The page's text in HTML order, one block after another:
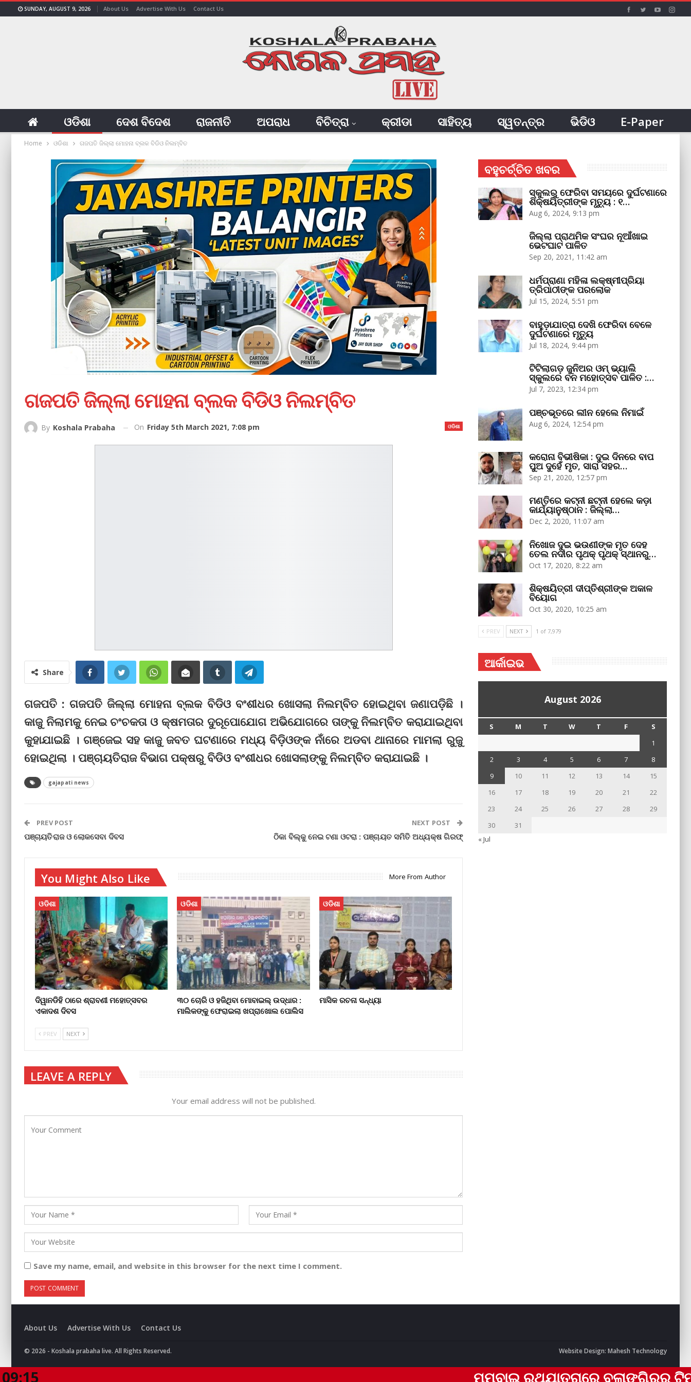
SUNDAY, AUGUST 9, 2026 About Us Advertise With Us Contact Us
ଓଡିଶା ଦେଶ ବିଦେଶ ରାଜନୀତି ଅପରାଧ ବିଚିତ୍ରା କ୍ରୀଡା ସାହିତ୍ୟ ସ୍ୱତନ୍ତ୍ର ଭିଡିଓ E-Paper
Home ଓଡିଶା ଗଜପତି ଜିଲ୍ଲା ମୋହନା ‌ବ୍ଲକ ବିଡିଓ ନିଲମ୍ବିତ
ଗଜପତି ଜିଲ୍ଲା ମୋହନା ‌ବ୍ଲକ ବିଡିଓ ନିଲମ୍ବିତ
ଓଡିଶା
By Koshala Prabaha On Friday 5th March 2021, 7:08 pm
Share
ଗଜପତି : ଗଜପତି ଜିଲ୍ଲା ମୋହନା ‌ବ୍ଲକ ବିଡିଓ ବଂଶୀଧର ଖୋସଲା ନିଲମ୍ବିତ ହୋଇଥିବା ଜଣାପଡ଼ିଛି ।
କାଜୁ ନିଲାମକୁ ନେଇ ଚଂଚକତା ଓ କ୍ଷମତାର ଦୁରୂପୋଯୋଗ ଅଭିଯୋଗରେ ତା‌ଙ୍କୁ ନିଲମ୍ବିତ କରାଯାଇଥିବା
କୁହାଯାଇଛି । ଗଞ୍ଜେଇ ସହ କାଜୁ ଜବତ ଘଟଣାରେ ମଧ୍ୟ ବିଡ଼ିଓଙ୍କ ନାଁରେ ଅଡବା ଥାନାରେ ମାମଲା ରୁଜୁ
ହୋଇଥିଲା । ପଞ୍ଚାୟତିରାଜ ବିଭାଗ ପକ୍ଷରୁ ବିଡିଓ ବଂଶୀଧର ଖୋସଲାଙ୍କୁ ନିଲମ୍ବିତ କରାଯାଇଛି ।
gajapati news
PREV POST
ପଞ୍ଚାୟତିରାଜ ଓ ଲୋକସେବା ଦିବସ
NEXT POST
ଠିକା ବିଲ୍‌କୁ ନେଇ ଟଣା ଓଟରା : ପଞ୍ଚାୟତ ସମିତି ଅଧ୍ୟକ୍ଷ ଗିରଫ୍‌
You Might Also Like More From Author
ଓଡିଶା
ଦିୱାନଡିହି ଠାରେ ଶ୍ରାବଣୀ ମହୋତ୍ସବର
ଏକାଦଶ ଦିବସ
ଓଡିଶା
୩୦ ଚୋରି ଓ ହଜିଥିବା ମୋବାଇଲ୍‌ ଉଦ୍ଧାର :
ମାଲିକଙ୍କୁ ଫେରାଇଲା ଖପ୍ରାଖୋଲ ପୋଲିସ
ଓଡିଶା
ମାସିକ ରଚନା ସନ୍ଧ୍ୟା
PREV NEXT
LEAVE A REPLY
Your email address will not be published.
Save my name, email, and website in this browser for the next time I comment.
ବହୁଚର୍ଚ୍ଚିତ ଖବର
ସ୍କୁଲରୁ ଫେରିବା ସମୟରେ ଦୁର୍ଘଟଣାରେ
ଶିକ୍ଷୟିତ୍ରୀଙ୍କ ମୃତ୍ୟୁ : ୧…
Aug 6, 2024, 9:13 pm
ଜିଲ୍ଲା ପ୍ରାଥମିକ ସଂଘର ନୂଆଁଖାଇ
ଭେଟଘାଟ ପାଳିତ
Sep 20, 2021, 11:42 am
ଧର୍ମପ୍ରାଣା ମହିଳା ଲକ୍ଷ୍ମୀପ୍ରିୟା
ତ୍ରିପାଠୀଙ୍କ ପରଲୋକ
Jul 15, 2024, 5:51 pm
ବାହୁଡ଼ାଯାତ୍ରା ଦେଖି ଫେରିବା ବେଳେ
ଦୁର୍ଘଟଣାରେ ମୃତ୍ୟୁ
Jul 18, 2024, 9:44 pm
ଟିଟିଲାଗଡ଼ ଜୁନିଅର ଓମ୍‌ ଭ୍ୟାଲି
ସ୍କୁଲରେ ବନ ମହୋତ୍ସବ ପାଳିତ :…
Jul 7, 2023, 12:34 pm
ପଞ୍ଚଭୂତରେ ଲୀନ ହେଲେ ନିମାଇଁ
Aug 6, 2024, 12:54 pm
କରୋନା ବିଭୀଷିକା : ଦୁଇ ଦିନରେ ବାପ
ପୁଅ ଦୁହେଁ ମୃତ, ସାରା ସହର…
Sep 21, 2020, 12:57 pm
ମଣ୍ତିରେ କଟ୍‌ନୀ ଛଟ୍‌ନୀ ହେଲେ କଡ଼ା
କାର୍ଯ୍ୟାନୁଷ୍ଠାନ : ଜିଲ୍ଲା…
Dec 2, 2020, 11:07 am
ନିଖୋଜ ଦୁଇ ଭଉଣୀଙ୍କ ମୃତ ଦେହ
ତେଲ ନଦୀର ପୃଥକ୍‌ ପୃଥକ୍‌ ସ୍ଥାନରୁ…
Oct 17, 2020, 8:22 am
ଶିକ୍ଷୟିତ୍ରୀ ଦୀପ୍ତିଶ୍ରୀଙ୍କ ଅକାଳ
ବିୟୋଗ
Oct 30, 2020, 10:25 am
PREV NEXT 1 of 7,979
ଆର୍କାଇଭ
August 2026
S M T W T F
S
1
2
3 4 5 6 7
8
9
10 11 12 13 14
15
16
17 18 19 20 21
22
23
24 25 26 27 28
29
30
31
« Jul
About Us Advertise With Us Contact Us
© 2026 - Koshala prabaha live. All Rights Reserved. Website Design: Mahesh Technology
ମୁମ୍ବାଇ ରଥଯାତ୍ରାରେ ବଲାଙ୍ଗିରର ଟିମ୍
09:15